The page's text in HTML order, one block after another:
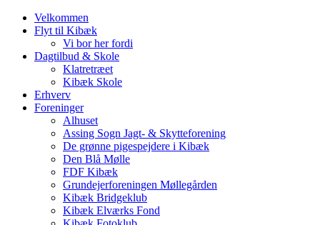
Velkommen
Flyt til Kibæk
Vi bor her fordi
Dagtilbud & Skole
Klatretræet
Kibæk Skole
Erhverv
Foreninger
Alhuset
Assing Sogn Jagt- & Skytteforening
De grønne pigespejdere i Kibæk
Den Blå Mølle
FDF Kibæk
Grundejerforeningen Møllegården
Kibæk Bridgeklub
Kibæk Elværks Fond